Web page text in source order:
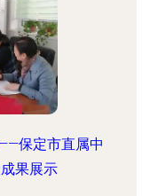
保定市直属中
果展示